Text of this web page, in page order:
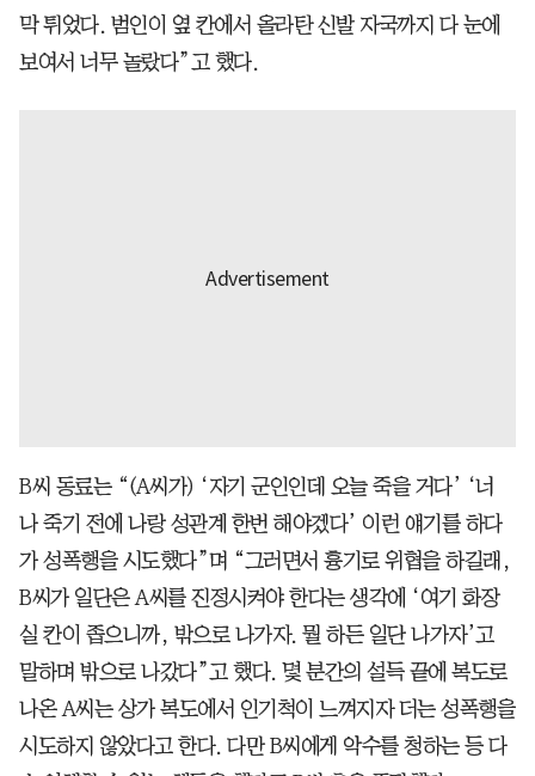
막 튀었다. 범인이 옆 칸에서 올라탄 신발 자국까지 다 눈에
보여서 너무 놀랐다”고 했다.
B씨 동료는 “(A씨가) ‘자기 군인인데 오늘 죽을 거다’ ‘너
나 죽기 전에 나랑 성관계 한번 해야겠다’ 이런 얘기를 하다
가 성폭행을 시도했다”며 “그러면서 흉기로 위협을 하길래,
B씨가 일단은 A씨를 진정시켜야 한다는 생각에 ‘여기 화장
실 칸이 좁으니까, 밖으로 나가자. 뭘 하든 일단 나가자’고
말하며 밖으로 나갔다”고 했다. 몇 분간의 설득 끝에 복도로
나온 A씨는 상가 복도에서 인기척이 느껴지자 더는 성폭행을
시도하지 않았다고 한다. 다만 B씨에게 악수를 청하는 등 다